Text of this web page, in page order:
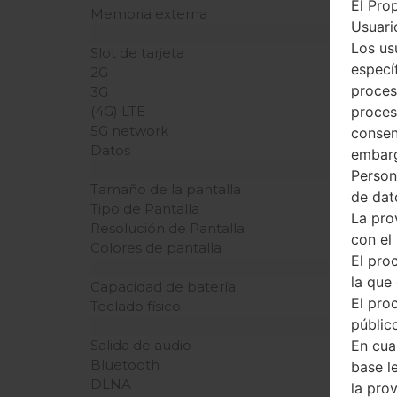
Memoria externa
Slot de tarjeta
2G
3G
(4G) LTE
5G network
Datos
Tamaño de la pantalla
Tipo de Pantalla
Resolución de Pantalla
Colores de pantalla
Capacidad de batería
Teclado físico
Salida de audio
Bluetooth
DLNA
El
Los
de
La
con el
El
la que
El
En
base
la